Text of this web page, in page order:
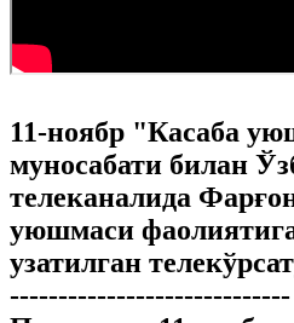
11-ноябр "Касаба
муносабати билан
телеканалида
уюшмаси
узатилган
-----------------------------